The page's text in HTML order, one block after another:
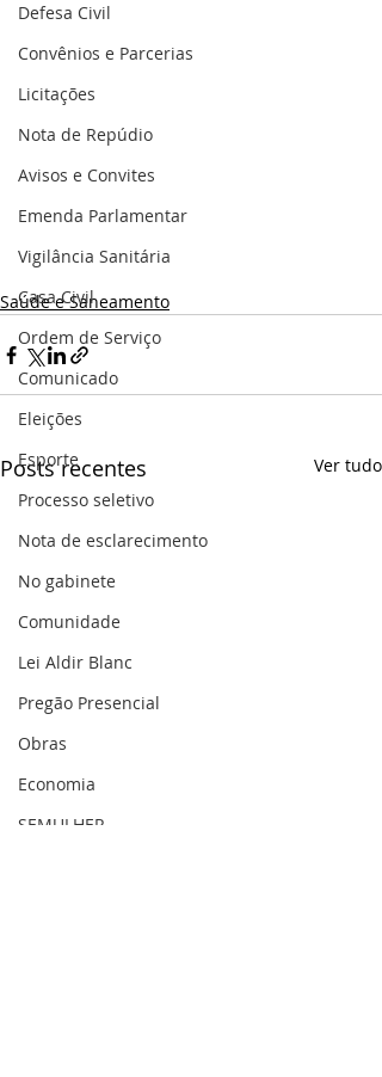
Defesa Civil
Convênios e Parcerias
Licitações
Nota de Repúdio
Avisos e Convites
Emenda Parlamentar
Vigilância Sanitária
Casa Civil
Ordem de Serviço
Comunicado
Eleições
Esporte
Processo seletivo
Nota de esclarecimento
No gabinete
Comunidade
Lei Aldir Blanc
Pregão Presencial
Obras
Economia
SEMULHER
Saúde e Saneamento
Posts recentes Ver tudo